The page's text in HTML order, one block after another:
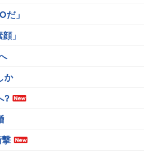
」
」
か
?